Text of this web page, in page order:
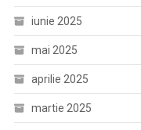
iunie 2025
mai 2025
aprilie 2025
martie 2025